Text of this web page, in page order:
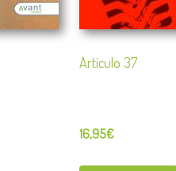
Artículo 37
16,95€